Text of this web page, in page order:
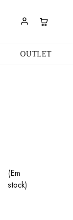
OUTLET
(Em
stock)